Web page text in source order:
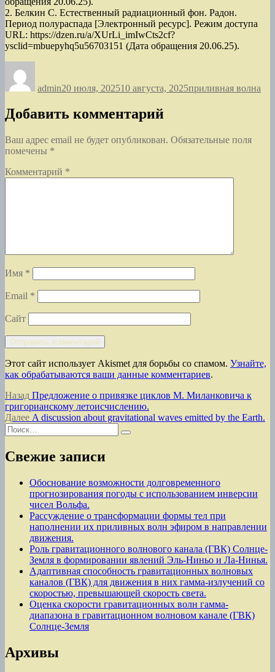
2. Белкин С. Естественный радиационный фон. Радон.
Период полураспада [Электронный ресурс]. Режим доступа
URL: https://dzen.ru/a/XUrLi_imIwCts2cf?
ysclid=mbuepyhq5u56703151 (Дата обращения 20.06.25).
admin20 июля, 202510 августа, 2025приливная волна
Добавить комментарий
Ваш адрес email не будет опубликован. Обязательные поля
помечены *
Комментарий *
Имя *
Email *
Сайт
Этот сайт использует Akismet для борьбы со спамом. Узнайте,
как обрабатываются ваши данные комментариев.
Навигация
по
записям
Назад Предыдущая
запись:
Предложение о привязке циклов М. Миланковича к
григорианскому летоисчислению.
Далее Следующая
A discussion about gravitational waves emitted by the Earth.
Искать:
Поиск
Свежие записи
Обоснование возможности долговременного
прогнозирования погоды с использованием инверсии
чисел Вольфа.
Рассуждение о трансформации формы тел при
наполнении их приливных волн эфиром в направлении
движения.
Роль гравитационного волнового канала (ГВК) Солнце-
Земля в формировании явлений Эль-Ниньо и Ла-Нинья.
Адаптивная способность гравитационных волновых
каналов (ГВК) для движения в них гамма-излучений со
скоростью, превышающей скорость света.
Оценка скорости гравитационных волн гамма-
диапазона в гравитационном волновом канале (ГВК)
Солнце-Земля
Архивы